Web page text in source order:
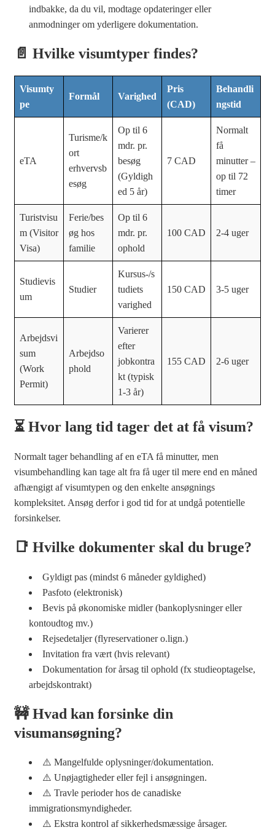
indbakke, da du vil, modtage opdateringer eller
anmodninger om yderligere dokumentation.
📄 Hvilke visumtyper findes?
Visumty
pe
Formål Varighed
Pris
(CAD)
Behandli
ngstid
eTA
Turisme/k
ort
erhvervsb
esøg
Op til 6
mdr. pr.
besøg
(Gyldigh
ed 5 år)
7 CAD
Normalt
få
minutter –
op til 72
timer
Turistvisu
m (Visitor
Visa)
Ferie/bes
øg hos
familie
Op til 6
mdr. pr.
ophold
100 CAD 2-4 uger
Studievis
um
Studier
Kursus-/s
tudiets
varighed
150 CAD 3-5 uger
Arbejdsvi
sum
(Work
Permit)
Arbejdso
phold
Varierer
efter
jobkontra
kt (typisk
1-3 år)
155 CAD 2-6 uger
⏳ Hvor lang tid tager det at få visum?
Normalt tager behandling af en eTA få minutter, men
visumbehandling kan tage alt fra få uger til mere end en måned
afhængigt af visumtypen og den enkelte ansøgnings
kompleksitet. Ansøg derfor i god tid for at undgå potentielle
forsinkelser.
📑 Hvilke dokumenter skal du bruge?
Gyldigt pas (mindst 6 måneder gyldighed)
Pasfoto (elektronisk)
Bevis på økonomiske midler (bankoplysninger eller
kontoudtog mv.)
Rejsedetaljer (flyreservationer o.lign.)
Invitation fra vært (hvis relevant)
Dokumentation for årsag til ophold (fx studieoptagelse,
arbejdskontrakt)
🚧 Hvad kan forsinke din
visumansøgning?
⚠️ Mangelfulde oplysninger/dokumentation.
⚠️ Unøjagtigheder eller fejl i ansøgningen.
⚠️ Travle perioder hos de canadiske
immigrationsmyndigheder.
⚠️ Ekstra kontrol af sikkerhedsmæssige årsager.